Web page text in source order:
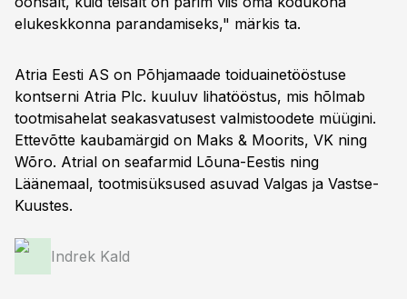
elukeskkonna parandamiseks," märkis ta.
Atria Eesti AS on Põhjamaade toiduainetööstuse
kontserni Atria Plc. kuuluv lihatööstus, mis hõlmab
tootmisahelat seakasvatusest valmistoodete müügini.
Ettevõtte kaubamärgid on Maks & Moorits, VK ning
Wõro. Atrial on seafarmid Lõuna-Eestis ning
Läänemaal, tootmisüksused asuvad Valgas ja Vastse-
Kuustes.
Indrek Kald